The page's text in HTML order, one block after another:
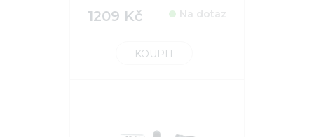
1209 Kč Na dotaz
KOUPIT